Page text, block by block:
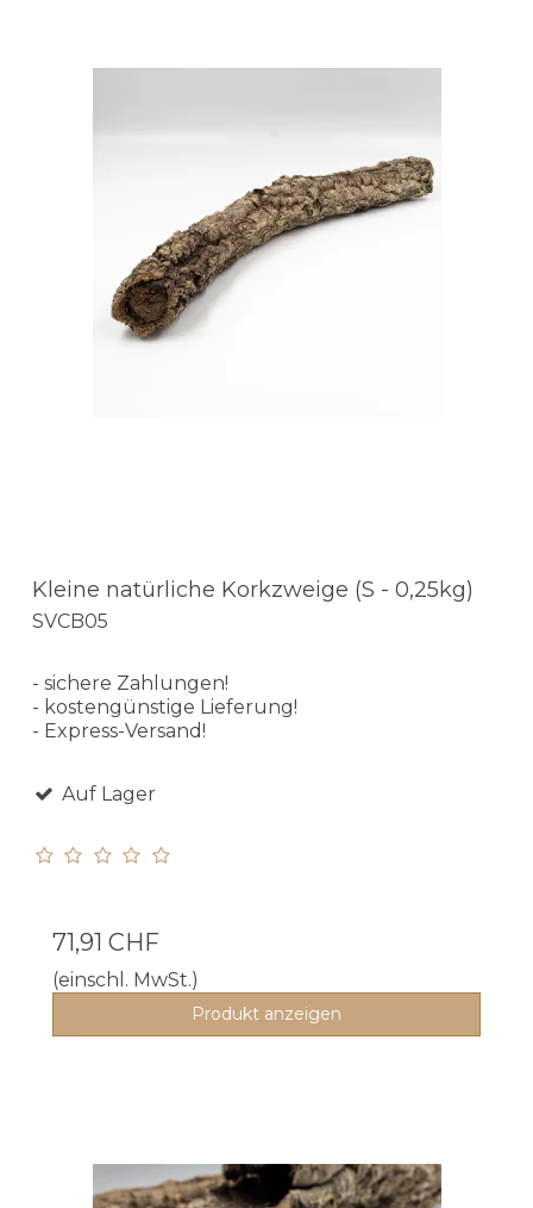
Kleine natürliche Korkzweige (S - 0,25kg)
SVCB05
- sichere Zahlungen!
- kostengünstige Lieferung!
- Express-Versand!
Auf Lager
71,91 CHF
(einschl. MwSt.)
Produkt anzeigen